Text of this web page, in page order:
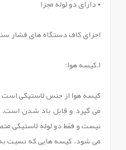
• دارای دو لوله مجزا
اجزای کاف دستگاه های فشار
1.کیسه هوا:
کیسه هوا از جنس لاستیکی است
می گیرد و قابل باد شدن
نیست و فقط دو لوله لاستیکی
می شود. کیسه هایی که نسبت به